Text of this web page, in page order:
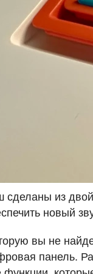
сделаны из
новый
вы не
панель.